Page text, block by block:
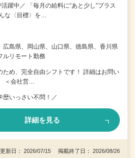
躍中／ 「毎月の給料に“あと少し”プラス
な〈目標〉を…
広島県、岡山県、山口県、徳島県、香川県
リモート勤務
ため、完全自由シフトです！ 詳細はお問い
＜会社営…
歴いっさい不問！／
詳細を見る
更新日： 2026/07/15 掲載終了日： 2026/08/26